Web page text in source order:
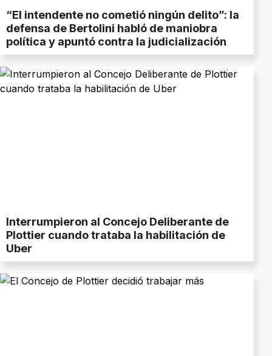
“El intendente no cometió ningún delito”: la
defensa de Bertolini habló de maniobra
política y apuntó contra la judicialización
Interrumpieron al Concejo Deliberante de
Plottier cuando trataba la habilitación de
Uber